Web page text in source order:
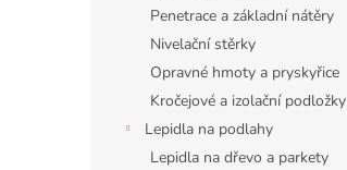
Penetrace a základní nátěry
Nivelační stěrky
Opravné hmoty a pryskyřice
Kročejové a izolační podložky
Lepidla na podlahy
Lepidla na dřevo a parkety